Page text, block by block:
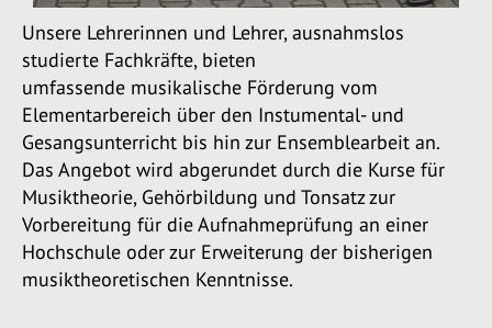
Unsere Lehrerinnen und Lehrer, ausnahmslos
studierte Fachkräfte, bieten
umfassende musikalische Förderung vom
Elementarbereich über den Instumental- und
Gesangsunterricht bis hin zur Ensemblearbeit an.
Das Angebot wird abgerundet durch die Kurse für
Musiktheorie, Gehörbildung und Tonsatz zur
Vorbereitung für die Aufnahmeprüfung an einer
Hochschule oder zur Erweiterung der bisherigen
musiktheoretischen Kenntnisse.